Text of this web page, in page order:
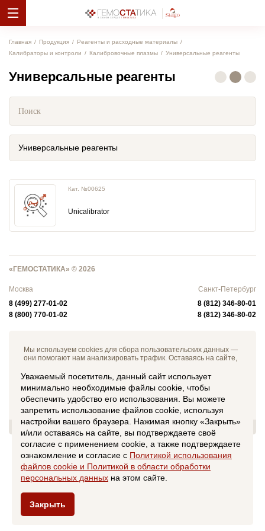
Главная Продукция
Реагенты и расходные материалы
Калибраторы и контроли
Калибровочные плазмы Универсальные реагенты
Универсальные реагенты
Универсальные реагенты
Кат. №00625
Unicalibrator
«ГЕМОСТАТИКА» © 2026
Москва
8 (499) 277-01-02
8 (800) 770-01-02
Санкт-Петербург
8 (812) 346-80-01
8 (812) 346-80-02
Мы используем cookies для сбора пользовательских данных —
они помогают нам анализировать трафик. Оставаясь на сайте,
от обработки, отключите сохранение cookies в настройках
вашего браузера. С информацией об обработке персональных
данных можно ознакомиться в документе"Политика в
отношении обработки персональных данных"
Данный сайт не является средством массовой информации
(СМИ). Информация на настоящем сайте носит справочный
характер. Ничто на данном сайте не может рассматриваться
как оферта или приглашение делать оферты. Сведения о
технических характеристиках товаров, свойствах работ и услуг
получены владельцем сайта из открытых источников и
каталогов на момент размещения такой информации и
являются приблизительными, производители имеют право
менять их без уведомления владельца данного сайта, а
владелец данного сайта не гарантирует обновление такой
информации. Для получения более подробной информации,
Уважаемый посетитель, данный сайт использует
минимально необходимые файлы cookie, чтобы
обеспечить удобство его использования. Вы можете
запретить использование файлов cookie, используя
настройки вашего браузера. Нажимая кнопку «Закрыть»
и/или оставаясь на сайте, вы подтверждаете своё
согласие с применением cookie, а также подтверждаете
ознакомление и согласие с Политикой использования
файлов сookie и Политикой в области обработки
персональных данных на этом сайте.
Закрыть